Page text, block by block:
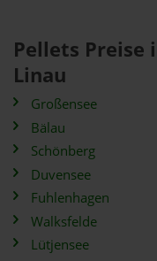
Pellets Preise
Linau
Großensee
Bälau
Schönberg
Duvensee
Fuhlenhagen
Walksfelde
Lütjensee